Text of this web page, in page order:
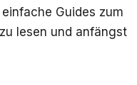
Guides zum
lesen und anfängst